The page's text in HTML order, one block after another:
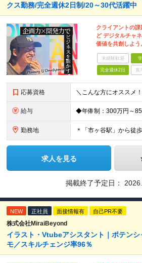
クス勤務/完全週休2日制/20～30代活躍中
クライアントの
ど デジタルチャ
価値を共創しよう
未経験歓迎
完全週休2日 賞
応募資格
給与
勤務地
求人を見る
掲載終了予定日：
NEW 正社員 面接情報有 自己PR不要
株式会社MiraiBeyond
イラスト・Vtubeアシスタント｜ポテンシ
モ／スキルチェンジ率96％